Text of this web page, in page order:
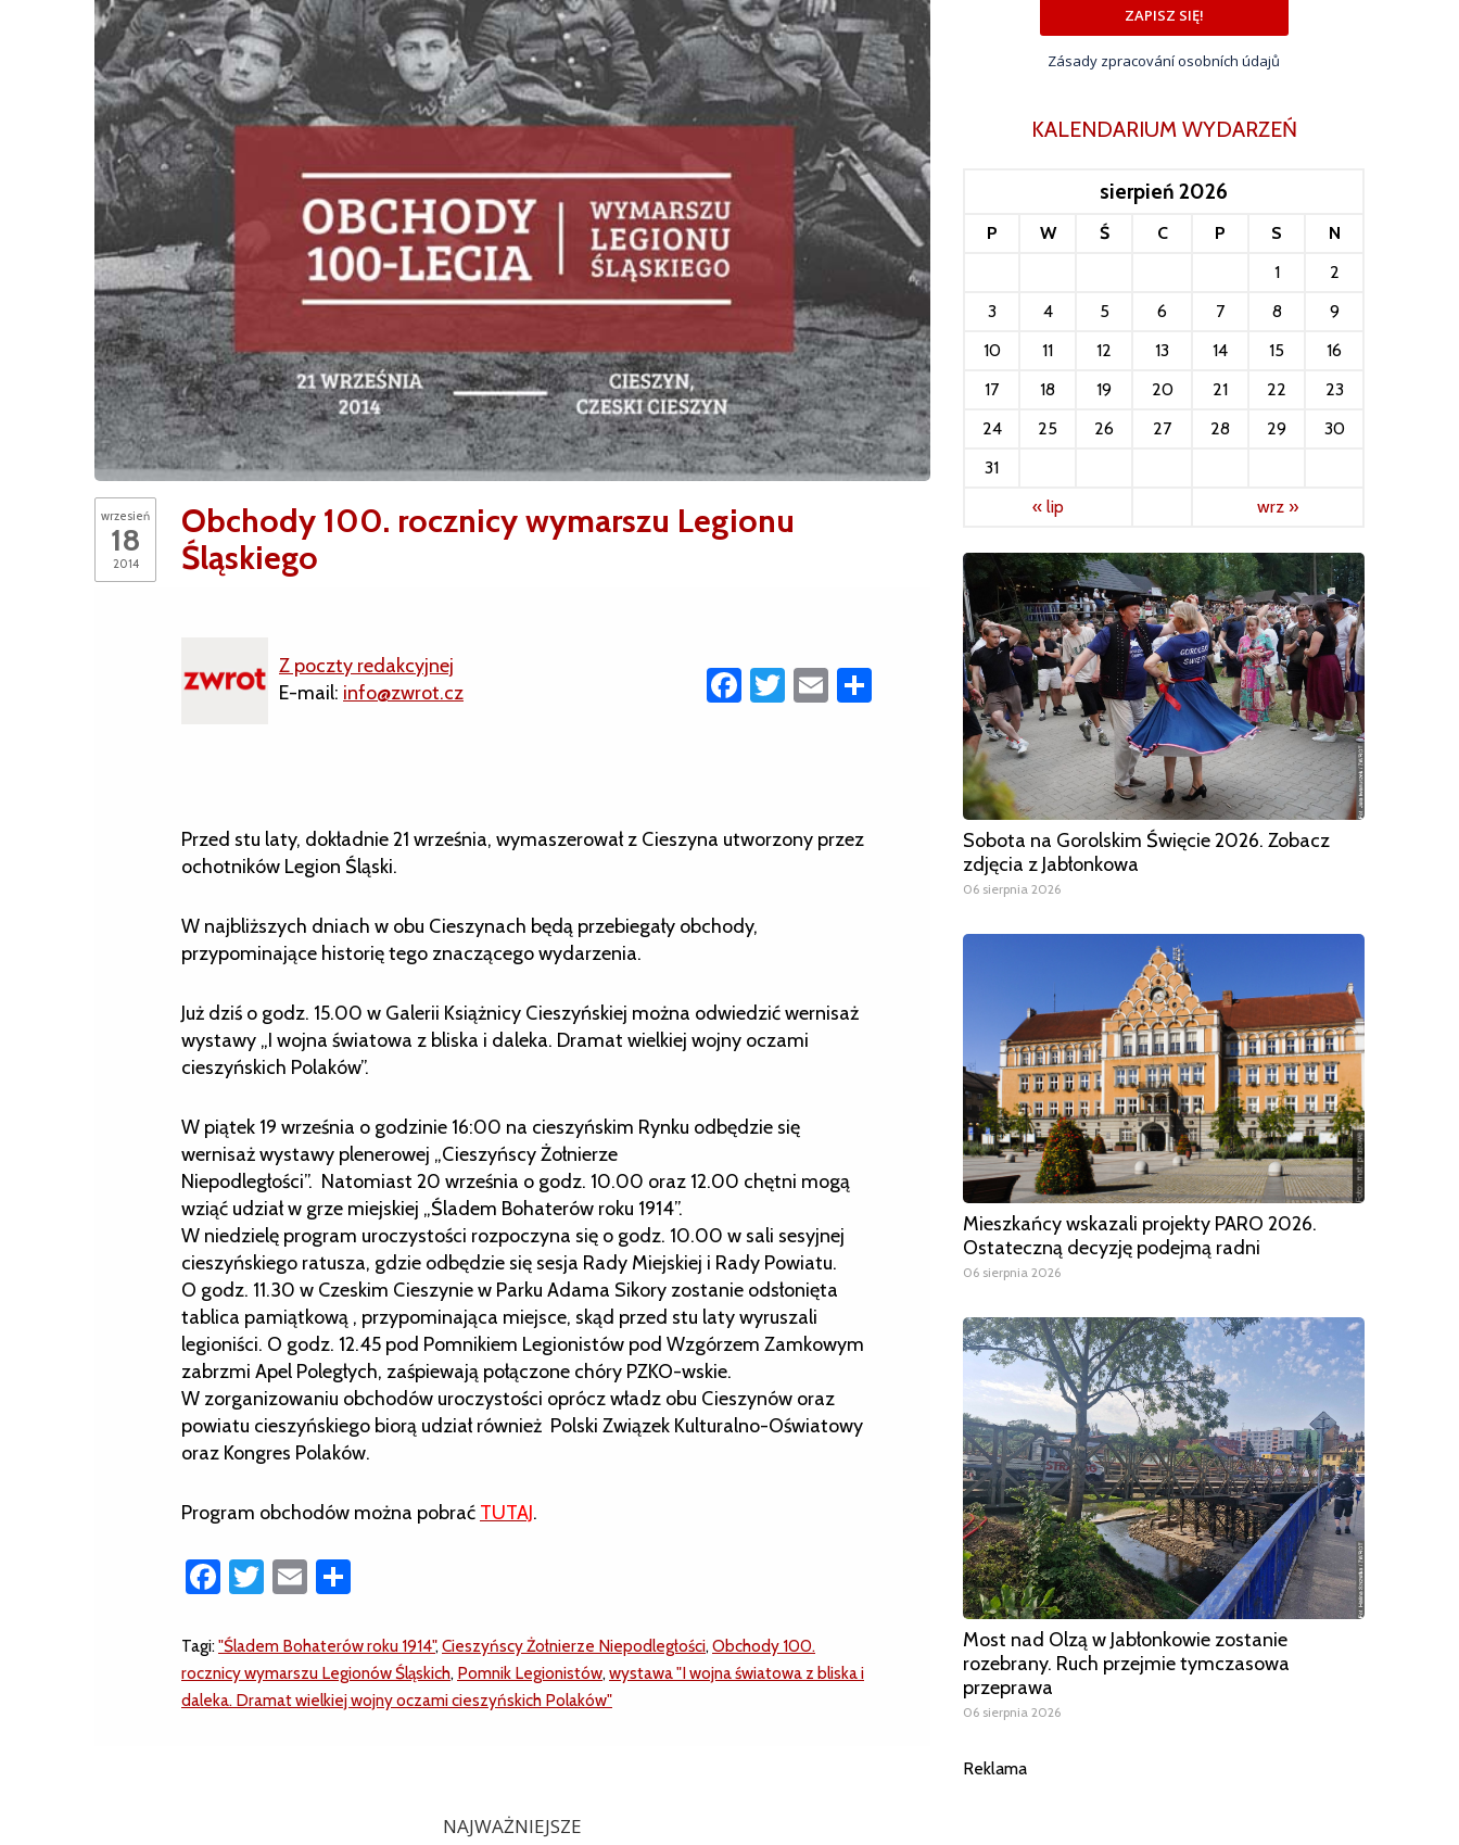
wrzesień
18
2014
Obchody 100. rocznicy wymarszu Legionu
Śląskiego
Z poczty redakcyjnej
E-mail: info@zwrot.cz Facebook
Twitter
Email
Przed stu laty, dokładnie 21 września, wymaszerował z Cieszyna utworzony przez
ochotników Legion Śląski.
W najbliższych dniach w obu Cieszynach będą przebiegały obchody,
przypominające historię tego znaczącego wydarzenia.
Już dziś o godz. 15.00 w Galerii Książnicy Cieszyńskiej można odwiedzić wernisaż
wystawy „I wojna światowa z bliska i daleka. Dramat wielkiej wojny oczami
cieszyńskich Polaków”.
W piątek 19 września o godzinie 16:00 na cieszyńskim Rynku odbędzie się
wernisaż wystawy plenerowej „Cieszyńscy Żołnierze
Niepodległości”. Natomiast 20 września o godz. 10.00 oraz 12.00 chętni mogą
wziąć udział w grze miejskiej „Śladem Bohaterów roku 1914”.
W niedzielę program uroczystości rozpoczyna się o godz. 10.00 w sali sesyjnej
cieszyńskiego ratusza, gdzie odbędzie się sesja Rady Miejskiej i Rady Powiatu.
O godz. 11.30 w Czeskim Cieszynie w Parku Adama Sikory zostanie odsłonięta
tablica pamiątkową , przypominająca miejsce, skąd przed stu laty wyruszali
legioniści. O godz. 12.45 pod Pomnikiem Legionistów pod Wzgórzem Zamkowym
zabrzmi Apel Poległych, zaśpiewają połączone chóry PZKO-wskie.
W zorganizowaniu obchodów uroczystości oprócz władz obu Cieszynów oraz
powiatu cieszyńskiego biorą udział również Polski Związek Kulturalno-Oświatowy
oraz Kongres Polaków.
Program obchodów można pobrać TUTAJ.
Facebook
Twitter
Email
Tagi:"Śladem Bohaterów roku 1914", Cieszyńscy Żołnierze Niepodległości, Obchody 100.
rocznicy wymarszu Legionów Śląskich, Pomnik Legionistów, wystawa "I wojna światowa z bliska i
daleka. Dramat wielkiej wojny oczami cieszyńskich Polaków"
NAJWAŻNIEJSZE
ZAPISZ SIĘ!
Zásady zpracování osobních údajů
KALENDARIUM WYDARZEŃ
sierpień 2026
P W Ś C P S
N
1
2
3
4 5 6 7 8
9
10
11 12 13 14 15
16
17
18 19 20 21 22
23
24
25 26 27 28 29
30
31
« lip
wrz »
Sobota na Gorolskim Święcie 2026. Zobacz
zdjęcia z Jabłonkowa
06 sierpnia 2026
Mieszkańcy wskazali projekty PARO 2026.
Ostateczną decyzję podejmą radni
06 sierpnia 2026
Most nad Olzą w Jabłonkowie zostanie
rozebrany. Ruch przejmie tymczasowa
przeprawa
06 sierpnia 2026
Reklama